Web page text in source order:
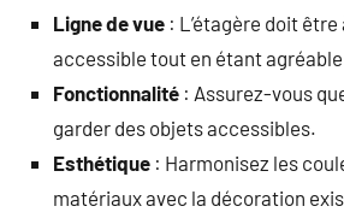
Ligne de vue : L’étagère doit
accessible tout en étant
Fonctionnalité : Assurez-vous
garder des objets accessibles.
Esthétique : Harmonisez les
matériaux avec la décoration